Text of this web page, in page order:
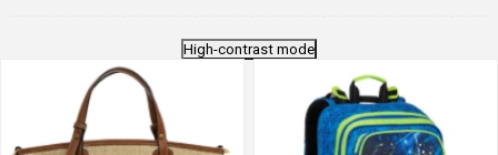
High-contrast mode